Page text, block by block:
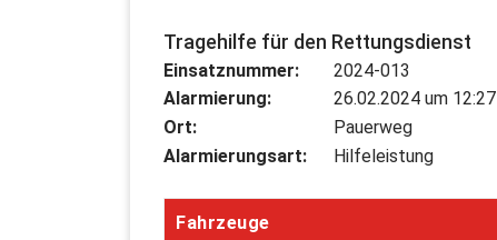
Tragehilfe für den Rettungsdienst
Einsatznummer:
Alarmierung:
Ort:
Alarmierungsart:
2024-013
26.02.2024 um 12:27
Pauerweg
Hilfeleistung
Fahrzeuge